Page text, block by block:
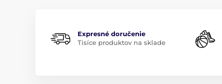
Expresné doručenie
Tisíce produktov na sklade